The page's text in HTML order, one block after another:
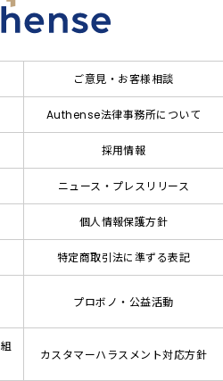
ご意見・お客様相談
Authense法律事務所について
採用情報
ニュース・プレスリリース
個人情報保護方針
特定商取引法に準ずる表記
プロボノ・公益活動
カスタマーハラスメント対応方針